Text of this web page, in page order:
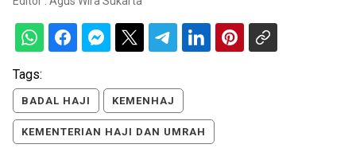
Tags:
BADAL HAJI KEMENHAJ
KEMENTERIAN HAJI DAN UMRAH